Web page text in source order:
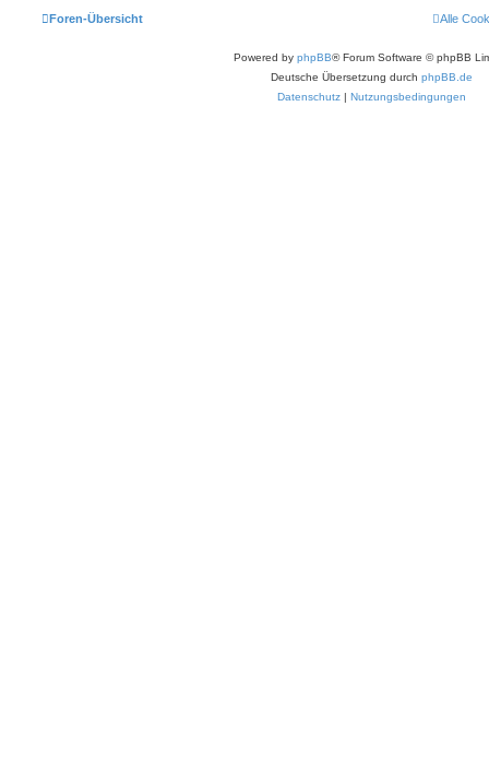
Foren-Übersicht Alle
Powered by phpBB® Forum Software © phpBB
Deutsche Übersetzung durch phpBB.de
Datenschutz | Nutzungsbedingungen